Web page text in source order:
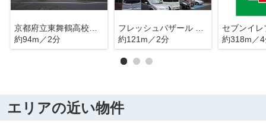
約94m／2分
約121m／2分
約318m／
エリアの近い物件